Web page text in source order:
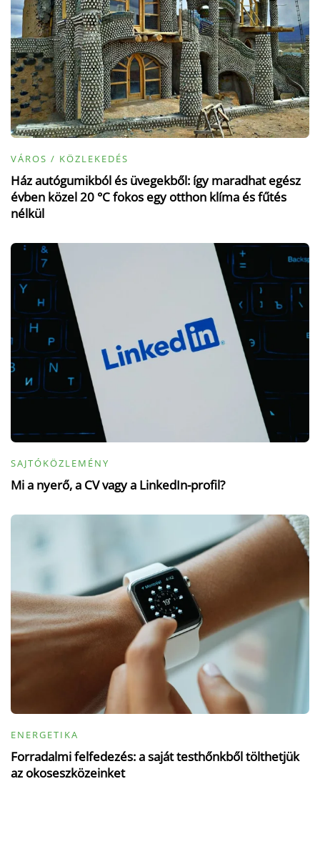
VÁROS / KÖZLEKEDÉS
Ház autógumikból és üvegekből: így maradhat egész
évben közel 20 °C fokos egy otthon klíma és fűtés
nélkül
SAJTÓKÖZLEMÉNY
Mi a nyerő, a CV vagy a LinkedIn-profil?
ENERGETIKA
Forradalmi felfedezés: a saját testhőnkből tölthetjük
az okoseszközeinket